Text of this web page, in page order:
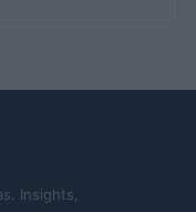
Insights,